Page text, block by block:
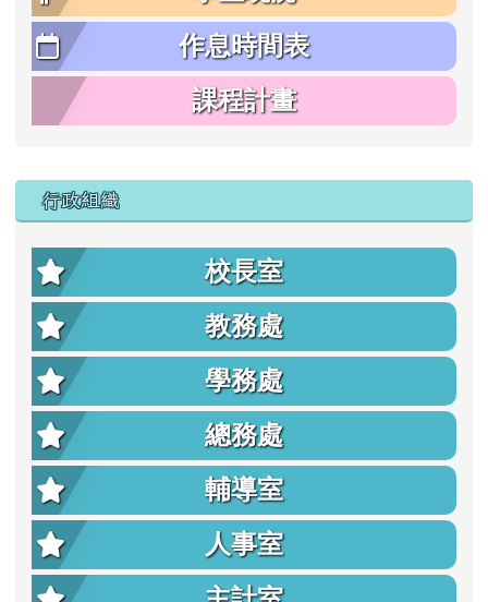
作息時間表
課程計畫
行政組織
校長室
教務處
學務處
總務處
輔導室
人事室